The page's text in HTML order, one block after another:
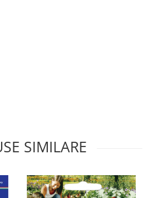
SIMILARE